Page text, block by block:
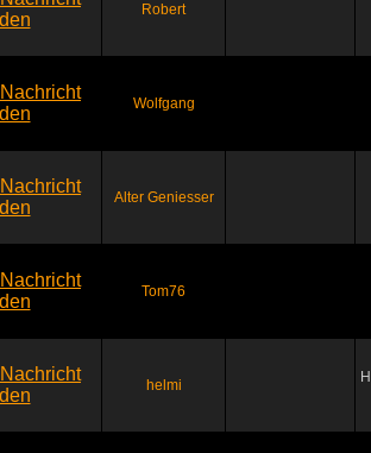
Robert
Wolfgang
Alter Geniesser
Tom76
helmi